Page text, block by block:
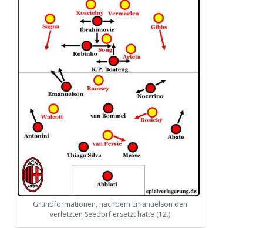
Grundformationen, nachdem Emanuelson den
verletzten Seedorf ersetzt hatte (12.)